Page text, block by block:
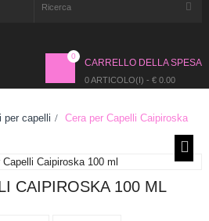
CARRELLO DELLA SPESA
0 ARTICOLO(I) - € 0.00
0
per capelli > Cera per Capelli Caipiroska
CAIPIROSKA 100 ML